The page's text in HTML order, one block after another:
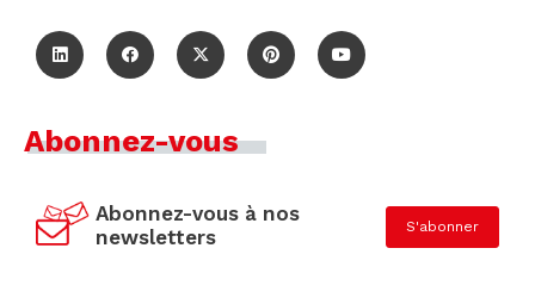
Abonnez-vous
Abonnez-vous à nos
newsletters
S'abonner